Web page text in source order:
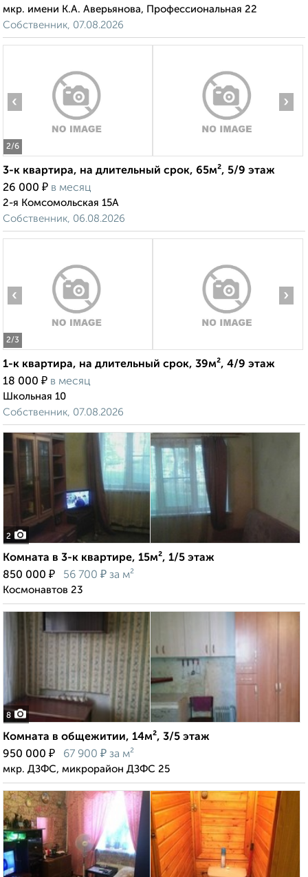
мкр. имени К.А. Аверьянова, Профессиональная 22
Собственник, 07.08.2026
2/6
‹ ›
3-к квартира, на длительный срок, 65м², 5/9 этаж
26 000 ₽ в месяц
2-я Комсомольская 15А
Собственник, 06.08.2026
2/3
‹ ›
1-к квартира, на длительный срок, 39м², 4/9 этаж
18 000 ₽ в месяц
Школьная 10
Собственник, 07.08.2026
2
Комната в 3-к квартире, 15м², 1/5 этаж
850 000 ₽ 56 700 ₽ за м²
Космонавтов 23
8
Комната в общежитии, 14м², 3/5 этаж
950 000 ₽ 67 900 ₽ за м²
мкр. ДЗФС, микрорайон ДЗФС 25